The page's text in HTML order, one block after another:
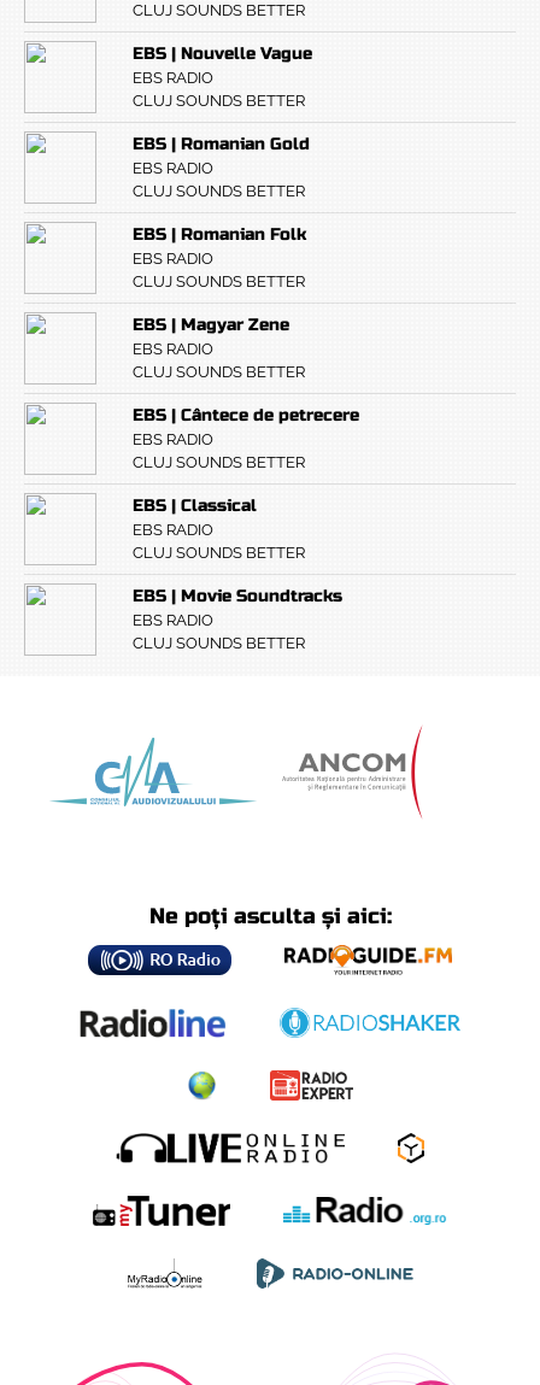
CLUJ SOUNDS BETTER
EBS | Nouvelle Vague
EBS RADIO
CLUJ SOUNDS BETTER
EBS | Romanian Gold
EBS RADIO
CLUJ SOUNDS BETTER
EBS | Romanian Folk
EBS RADIO
CLUJ SOUNDS BETTER
EBS | Magyar Zene
EBS RADIO
CLUJ SOUNDS BETTER
EBS | Cântece de petrecere
EBS RADIO
CLUJ SOUNDS BETTER
EBS | Classical
EBS RADIO
CLUJ SOUNDS BETTER
EBS | Movie Soundtracks
EBS RADIO
CLUJ SOUNDS BETTER
Ne poți asculta și aici: